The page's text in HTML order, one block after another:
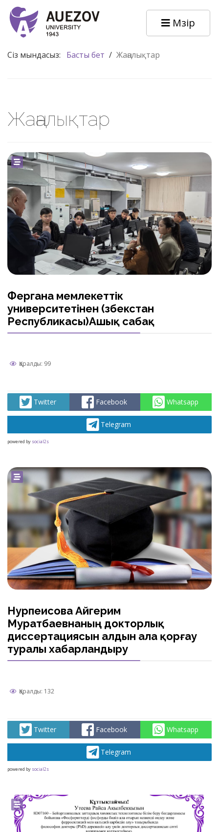
Мәзір
Сіз мындасыз: Басты бет / Жаңалықтар
Жаңалықтар
Фергана мемлекеттік
университетінен (Өзбекстан
Республикасы)Ашық сабақ
Қаралды: 99
Twitter Facebook Whatsapp
Telegram
powered by social2s
Нурпеисова Айгерим
Муратбаевнаның докторлық
диссертациясын алдын ала қорғау
туралы хабарландыру
Қаралды: 132
Twitter Facebook Whatsapp
Telegram
powered by social2s